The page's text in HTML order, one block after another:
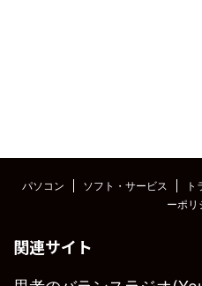
パソコン ソフト・サービス ト
ーポリ
関連サイト